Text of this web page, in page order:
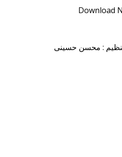
Download
: محسن حسینی